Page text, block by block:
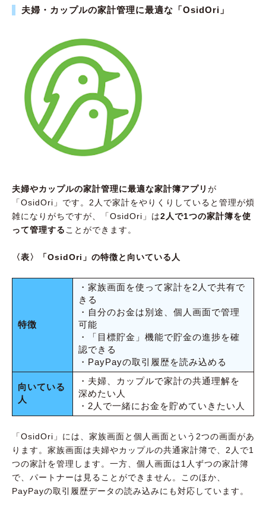
夫婦・カップルの家計管理に最適な「OsidOri」
夫婦やカップルの家計管理に最適な家計簿アプリ が
「OsidOri」です。2人で家計をやりくりしていると管理が煩
雑になりがちですが、「OsidOri」は2人で1つの家計簿を使
って管理することができます。
〈表〉「OsidOri」の特徴と向いている人
特徴
・家族画面を使って家計を2人で共有で
きる
・自分のお金は別途、個人画面で管理
可能
・「目標貯金」機能で貯金の進捗を確
認できる
・PayPayの取引履歴を読み込める
向いている
人
・夫婦、カップルで家計の共通理解を
深めたい人
・2人で一緒にお金を貯めていきたい人
「OsidOri」には、家族画面と個人画面という2つの画面があ
ります。家族画面は夫婦やカップルの共通家計簿で、2人で1
つの家計を管理します。一方、個人画面は1人ずつの家計簿
で、パートナーは見ることができません。このほか、
PayPayの取引履歴データの読み込みにも対応しています。